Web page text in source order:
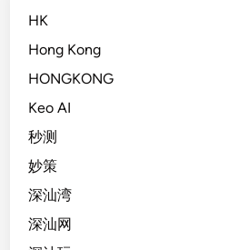
HK
Hong Kong
HONGKONG
Keo AI
秒测
妙策
深汕湾
深汕网